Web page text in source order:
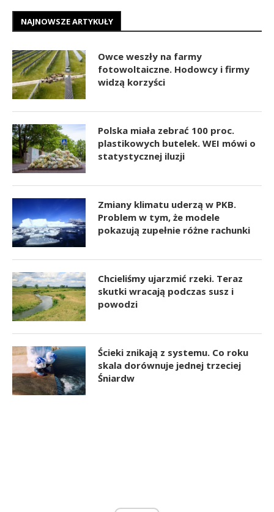
NAJNOWSZE ARTYKUŁY
Owce weszły na farmy
fotowoltaiczne. Hodowcy i firmy
widzą korzyści
Polska miała zebrać 100 proc.
plastikowych butelek. WEI mówi o
statystycznej iluzji
Zmiany klimatu uderzą w PKB.
Problem w tym, że modele
pokazują zupełnie różne rachunki
Chcieliśmy ujarzmić rzeki. Teraz
skutki wracają podczas susz i
powodzi
Ścieki znikają z systemu. Co roku
skala dorównuje jednej trzeciej
Śniardw